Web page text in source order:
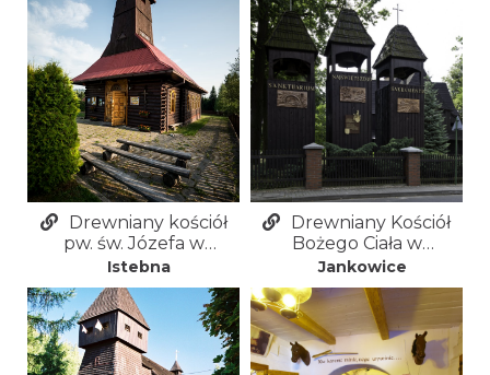
Drewniany kościół
pw. św. Józefa w
Istebnej-Mlaskawce
Istebna
Drewniany Kościół
Bożego Ciała w
Jankowicach
Rybnickich
Jankowice